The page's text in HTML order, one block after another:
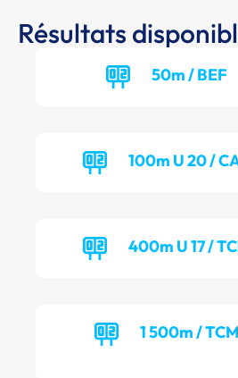
Résultats
50m / BEF
100m U 20 /
400m U 17 /
1 500m / TCM